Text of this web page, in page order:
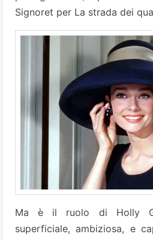
Signoret per La strada dei
Ma è il ruolo di Holly
superficiale, ambiziosa, e